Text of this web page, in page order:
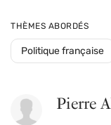
THÈMES ABORDÉS
Politique française
Pierre